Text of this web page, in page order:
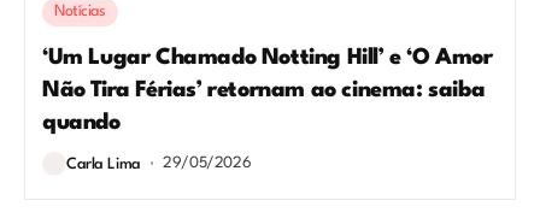
Notícias
‘Um Lugar Chamado Notting Hill’ e ‘O Amor
Não Tira Férias’ retornam ao cinema: saiba
quando
Carla Lima 29/05/2026